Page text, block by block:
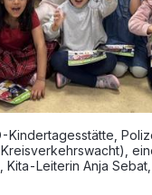
Kita-Leiterin Anja